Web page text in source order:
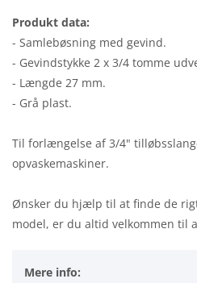
Produkt data:
- Samlebøsning med gevind.
- Gevindstykke 2 x 3/4 tomme
- Længde 27 mm.
- Grå plast.
Til forlængelse af 3/4"
opvaskemaskiner.
Ønsker du hjælp til at finde de
model, er du altid velkommen til
Mere info: